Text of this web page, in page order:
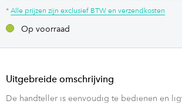
*Alle prijzen zijn exclusief BTW en verzendkosten
Op voorraad
Uitgebreide omschrijving
De handteller is eenvoudig te bedienen en